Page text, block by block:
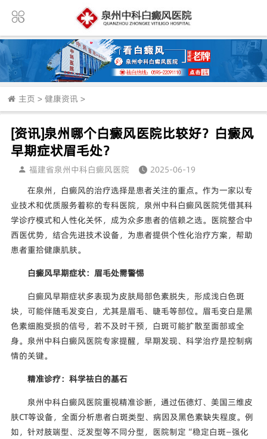
主页 > 健康资讯 >
[资讯]泉州哪个白癜风医院比较好？白癜风
早期症状眉毛处？
福建省泉州中科白癜风医院
2025-06-19
在泉州，白癜风的治疗选择是患者关注的重点。作为一家以专
业技术和优质服务着称的专科医院，泉州中科白癜风医院凭借其科
学诊疗模式和人性化关怀，成为众多患者的信赖之选。医院整合中
西医优势，结合先进技术设备，为患者提供个性化治疗方案，帮助
患者重拾健康肌肤。
白癜风早期症状：眉毛处需警惕
白癜风早期症状多表现为皮肤局部色素脱失，形成浅白色斑
块，可能伴随毛发变白，尤其是眉毛、睫毛等部位。眉毛变白是黑
色素细胞受损的信号，若不及时干预，白斑可能扩散至面部或全
身。泉州中科白癜风医院专家提醒，早期发现、科学治疗是控制病
情的关键。
精准诊疗：科学祛白的基石
泉州中科白癜风医院重视精准诊断，通过伍德灯、美国三维皮
肤CT等设备，全面分析患者白斑类型、病因及黑色素缺失程度。例
如，针对肢端型、泛发型等不同分型，医院制定“稳定白斑—强化